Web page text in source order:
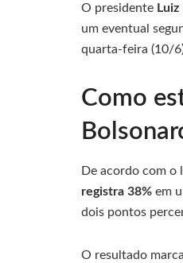
O presidente
um eventual
quarta-feira (10/
Como
De acordo com o
registra 38% em
dois pontos
O resultado